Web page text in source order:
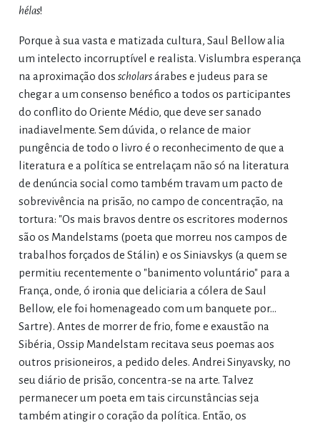
hélas!
Porque à sua vasta e matizada cultura, Saul Bellow alia
um intelecto incorruptível e realista. Vislumbra esperança
na aproximação dos scholarsárabes e judeus para se
chegar a um consenso benéfico a todos os participantes
do conflito do Oriente Médio, que deve ser sanado
inadiavelmente. Sem dúvida, o relance de maior
pungência de todo o livro é o reconhecimento de que a
literatura e a política se entrelaçam não só na literatura
de denúncia social como também travam um pacto de
sobrevivência na prisão, no campo de concentração, na
tortura: "Os mais bravos dentre os escritores modernos
são os Mandelstams (poeta que morreu nos campos de
trabalhos forçados de Stálin) e os Siniavskys (a quem se
permitiu recentemente o "banimento voluntário" para a
França, onde, ó ironia que deliciaria a cólera de Saul
Bellow, ele foi homenageado com um banquete por...
Sartre). Antes de morrer de frio, fome e exaustão na
Sibéria, Ossip Mandelstam recitava seus poemas aos
outros prisioneiros, a pedido deles. Andrei Sinyavsky, no
seu diário de prisão, concentra-se na arte. Talvez
permanecer um poeta em tais circunstâncias seja
também atingir o coração da política. Então, os